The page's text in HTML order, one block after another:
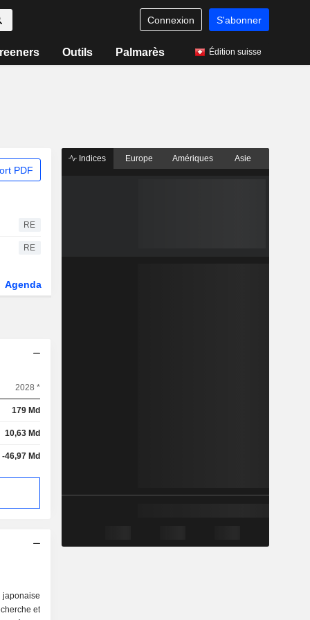
Connexion S'abonner
Outils Palmarès Édition suisse
PDF
RE
RE
Agenda
2028 *
179 Md
10,63 Md
-46,97 Md
et
Indices Europe Amériques Asie